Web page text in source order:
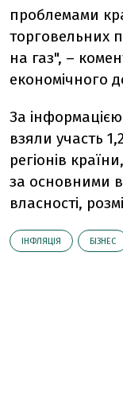
проблемами
торговельних
на газ", –
економічного
За
взяли участь
регіонів
за основними
власності,
ІНФЛЯЦІЯ БІЗНЕС